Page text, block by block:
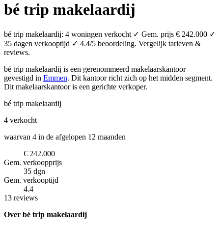
bé trip makelaardij
bé trip makelaardij: 4 woningen verkocht ✓ Gem. prijs € 242.000 ✓
35 dagen verkooptijd ✓ 4.4/5 beoordeling. Vergelijk tarieven &
reviews.
bé trip makelaardij is een gerenommeerd makelaarskantoor
gevestigd in Emmen. Dit kantoor richt zich op het midden segment.
Dit makelaarskantoor is een gerichte verkoper.
bé trip makelaardij
4 verkocht
waarvan 4 in de afgelopen 12 maanden
€ 242.000
Gem. verkoopprijs
35 dgn
Gem. verkooptijd
4.4
13 reviews
Over bé trip makelaardij